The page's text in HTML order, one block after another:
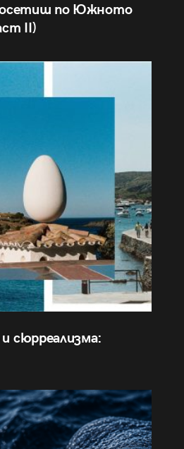
по Южното
II)
сюрреализма: